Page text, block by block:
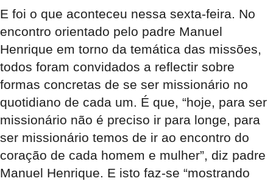
E foi o que aconteceu nessa sexta-feira. No
encontro orientado pelo padre Manuel
Henrique em torno da temática das missões,
todos foram convidados a reflectir sobre
formas concretas de se ser missionário no
quotidiano de cada um. É que, “hoje, para ser
missionário não é preciso ir para longe, para
ser missionário temos de ir ao encontro do
coração de cada homem e mulher”, diz padre
Manuel Henrique. E isto faz-se “mostrando